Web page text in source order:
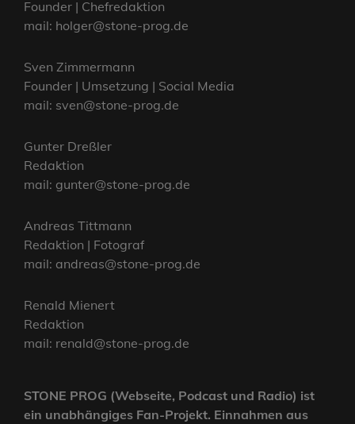
Founder | Chefredaktion
mail: holger@stone-prog.de
Sven Zimmermann
Founder | Umsetzung | Social Media
mail: sven@stone-prog.de
Gunter Dreßler
Redaktion
mail: gunter@stone-prog.de
Andreas Tittmann
Redaktion | Fotograf
mail: andreas@stone-prog.de
Renald Mienert
Redaktion
mail: renald@stone-prog.de
STONE PROG (Webseite, Podcast und Radio) ist
ein unabhängiges Fan-Projekt. Einnahmen aus